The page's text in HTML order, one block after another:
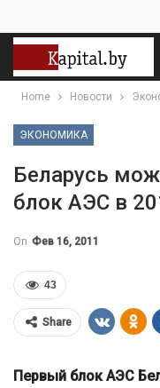
Home Новости
ЭКОНОМИКА
Беларусь
блок АЭС в
On Фев 16, 2011
43
Share
Первый блок АЭС